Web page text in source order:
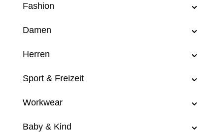
Fashion
Damen
Herren
Sport & Freizeit
Workwear
Baby & Kind